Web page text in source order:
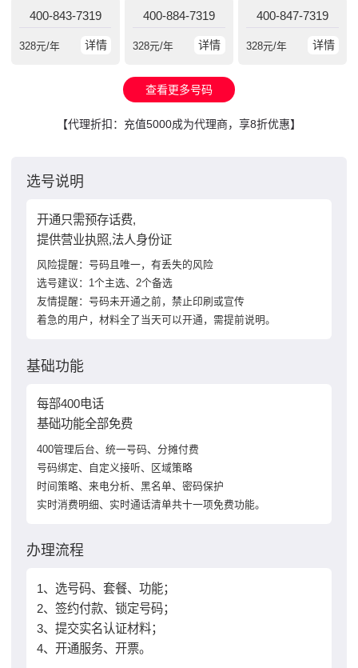
400-843-7319
详情
328元/年
400-884-7319
详情
328元/年
400-847-7319
详情
328元/年
查看更多号码
【代理折扣：充值5000成为代理商，享8折优惠】
选号说明
开通只需预存话费,
提供营业执照,法人身份证
风险提醒：号码且唯一，有丢失的风险
选号建议：1个主选、2个备选
友情提醒：号码未开通之前，禁止印刷或宣传
着急的用户，材料全了当天可以开通，需提前说明。
基础功能
每部400电话
基础功能全部免费
400管理后台、统一号码、分摊付费
号码绑定、自定义接听、区域策略
时间策略、来电分析、黑名单、密码保护
实时消费明细、实时通话清单共十一项免费功能。
办理流程
1、选号码、套餐、功能；
2、签约付款、锁定号码；
3、提交实名认证材料；
4、开通服务、开票。